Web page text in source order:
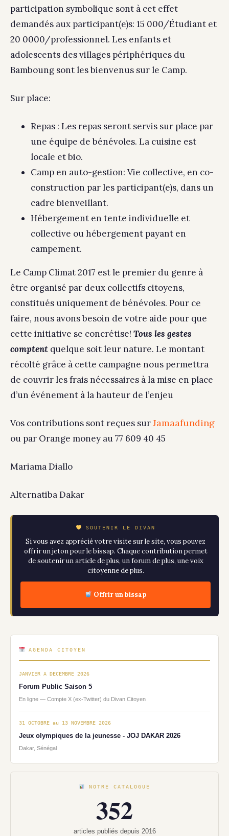
participation symbolique sont à cet effet
demandés aux participant(e)s: 15 000/Étudiant et
20 0000/professionnel. Les enfants et
adolescents des villages périphériques du
Bamboung sont les bienvenus sur le Camp.
Sur place:
Repas : Les repas seront servis sur place par
une équipe de bénévoles. La cuisine est
locale et bio.
Camp en auto-gestion: Vie collective, en co-
construction par les participant(e)s, dans un
cadre bienveillant.
Hébergement en tente individuelle et
collective ou hébergement payant en
campement.
Le Camp Climat 2017 est le premier du genre à
être organisé par deux collectifs citoyens,
constitués uniquement de bénévoles. Pour ce
faire, nous avons besoin de votre aide pour que
cette initiative se concrétise! Tous les gestes
comptent quelque soit leur nature. Le montant
récolté grâce à cette campagne nous permettra
de couvrir les frais nécessaires à la mise en place
d’un événement à la hauteur de l’enjeu
Vos contributions sont reçues surJamaafunding
ou par Orange money au 77 609 40 45
Mariama Diallo
Alternatiba Dakar
SOUTENIR LE DIVAN
Si vous avez apprécié votre visite sur le site, vous pouvez
offrir un jeton pour le bissap. Chaque contribution permet
de soutenir un article de plus, un forum de plus, une voix
citoyenne de plus.
Offrir un bissap
AGENDA CITOYEN
JANVIER A DECEMBRE 2026
Forum Public Saison 5
En ligne — Compte X (ex-Twitter) du Divan Citoyen
31 OCTOBRE au 13 NOVEMBRE 2026
Jeux olympiques de la jeunesse - JOJ DAKAR 2026
Dakar, Sénégal
NOTRE CATALOGUE
352
articles publiés depuis 2016